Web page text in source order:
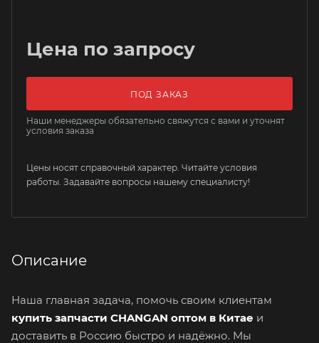
Цена по запросу
ПОД ЗАКАЗ
Наши менеджеры обязательно свяжутся с вами и уточнят
условия заказа
Цены носят справочный характер. Читайте условия
работы. Задавайте вопросы нашему специалисту!
Описание
Наша главная задача, помочь своим клиентам
купить запчасти CHANGAN оптом в Китае и
доставить в Россию быстро и надёжно. Мы